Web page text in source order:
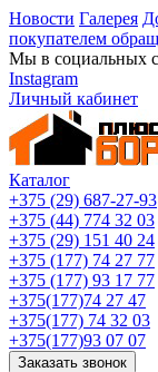
Новости Галерея
покупателем
Мы в социальных
Instagram
Личный кабинет
Каталог
+375 (29) 687-27-93
+375 (44) 774 32 03
+375 (29) 151 40 24
+375 (177) 74 27 77
+375 (177) 93 17 77
+375(177)74 27 47
+375(177) 74 32 03
+375(177)93 07 07
Заказать звонок